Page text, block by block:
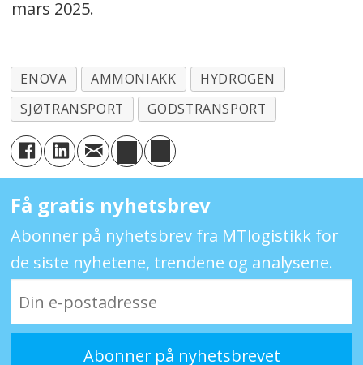
mars 2025.
ENOVA AMMONIAKK
HYDROGEN
SJØTRANSPORT
GODSTRANSPORT
Få gratis nyhetsbrev
Abonner på nyhetsbrev fra MTlogistikk for
de siste nyhetene, trendene og analysene.